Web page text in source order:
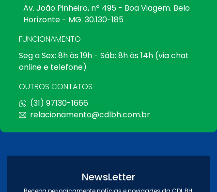
Av. João Pinheiro, nº 495 - Boa Viagem. Belo
Horizonte - MG. 30.130-185
FUNCIONAMENTO
Seg a Sex: 8h às 19h - Sáb: 8h às 14h (via chat
online e telefone)
OUTROS CONTATOS
(31) 97130-1666
relacionamento@cdlbh.com.br
NewsLetter